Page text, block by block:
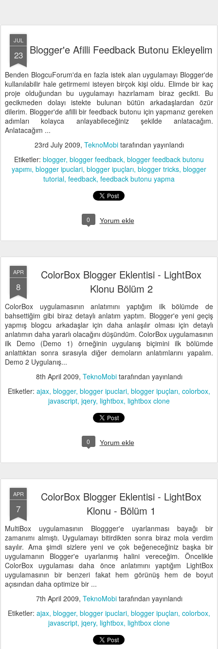
JUL
23 Blogger'e Afilli Feedback Butonu Ekleyelim
Benden BlogcuForum'da en fazla istek alan uygulamayı Blogger'de
kullanılabilir hale getirmemi isteyen birçok kişi oldu. Elimde bir kaç
proje olduğundan bu uygulamayı hazırlamam biraz gecikti. Bu
gecikmeden dolayı istekte bulunan bütün arkadaşlardan özür
dilerim. Blogger'de afilli bir feedback butonu için yapmanız gereken
adımları kolayca anlayabileceğiniz şekilde anlatacağım.
Anlatacağım ...
23rd July 2009, TeknoMobitarafından yayınlandı
Etiketler: blogger blogger feedback blogger feedback butonu
yapımı blogger ipuclari blogger ipuçları blogger tricks blogger
tutorial feedback feedback butonu yapma
0 Yorum ekle
APR
8
ColorBox Blogger Eklentisi - LightBox
Klonu Bölüm 2
ColorBox uygulamasının anlatımını yaptığım ilk bölümde de
bahsettiğim gibi biraz detaylı anlatım yaptım. Blogger'e yeni geçiş
yapmış blogcu arkadaşlar için daha anlaşılır olması için detaylı
anlatımın daha yararlı olacağını düşündüm. ColorBox uygulamasının
ilk Demo (Demo 1) örneğinin uygulanış biçimini ilk bölümde
anlattıktan sonra sırasıyla diğer demoların anlatımlarını yapalım.
Demo 2 Uygulanış...
8th April 2009, TeknoMobitarafından yayınlandı
Etiketler: ajax blogger blogger ipuclari blogger ipuçları colorbox
javascript jqery lightbox lightbox clone
0 Yorum ekle
APR
7
ColorBox Blogger Eklentisi - LightBox
Klonu - Bölüm 1
MultiBox uygulamasının Bloggger'e uyarlanması bayağı bir
zamanımı almıştı. Uygulamayı bitirdikten sonra biraz mola verdim
sayılır. Ama şimdi sizlere yeni ve çok beğeneceğiniz başka bir
uygulamanın Blogger'e uyarlanmış halini vereceğim. Öncelikle
ColorBox uygulaması daha önce anlatımını yaptığım LightBox
uygulamasının bir benzeri fakat hem görünüş hem de boyut
açısından daha optimize bir ...
7th April 2009, TeknoMobitarafından yayınlandı
Etiketler: ajax blogger blogger ipuclari blogger ipuçları colorbox
javascript jqery lightbox lightbox clone